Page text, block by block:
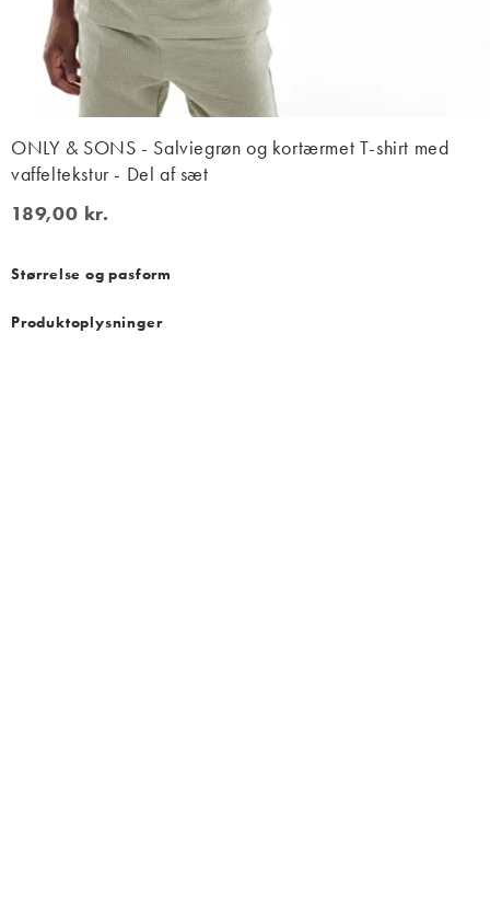
ONLY & SONS - Salviegrøn og kortærmet T-shirt med
vaffeltekstur - Del af sæt
189,00 kr.
189,00 kr.
Størrelse og pasform
Produktoplysninger